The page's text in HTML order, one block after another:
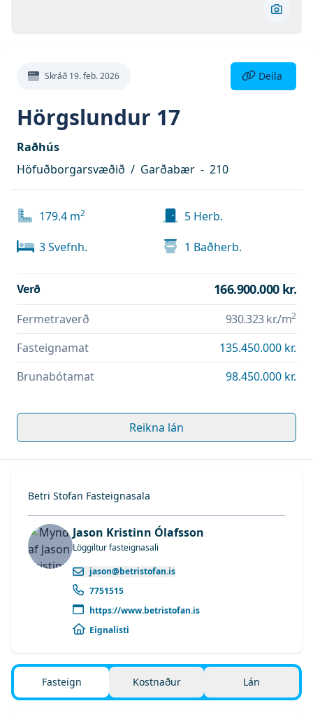
Skoða
Skráð 19. feb. 2026 Deila eign
Deila
Hörgslundur 17
Raðhús
Höfuðborgarsvæðið / Garðabær - 210
179.4 m2 5 Herb.
3Svefnh. 1 Baðherb.
Verð 166.900.000 kr.
Fermetraverð 930.323 kr./m2
Fasteignamat
135.450.000 kr.
Brunabótamat
98.450.000 kr.
Reikna lán
Betri Stofan Fasteignasala
Jason Kristinn Ólafsson
Löggiltur fasteignasali
jason@betristofan.is
7751515
https://www.betristofan.is
Eignalisti
Fasteign Kostnaður Lán